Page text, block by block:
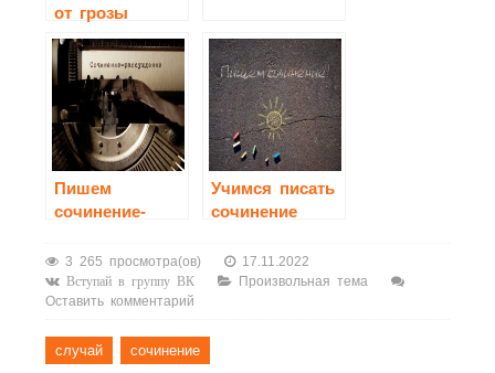
от грозы
сочинение 3
класс
Пишем
сочинение-
Учимся писать
сочинение
3 265 просмотра(ов) 17.11.2022
Вступай в группу ВК
Произвольная тема
Оставить комментарий
случай сочинение